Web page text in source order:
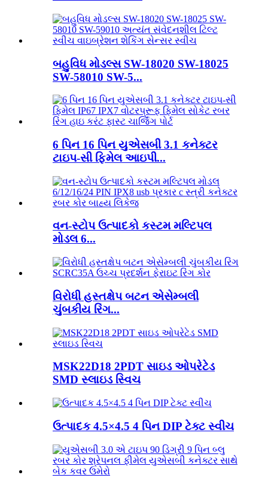
બહુવિધ મોડલ્સ SW-18020 SW-18025
SW-58010 SW-5...
6 પિન 16 પિન યુએસબી 3.1 કનેક્ટર
ટાઇપ-સી ફિમેલ આઇપી...
વન-સ્ટોપ ઉત્પાદકો કસ્ટમ મલ્ટિપલ
મોડલ 6...
વિરોધી હસ્તક્ષેપ બટન એસેમ્બલી
ચુંબકીય રિંગ...
MSK22D18 2PDT સાઇડ ઓપરેટેડ
SMD સ્લાઇડ સ્વિચ
ઉત્પાદક 4.5×4.5 4 પિન DIP ટેક્ટ સ્વીચ